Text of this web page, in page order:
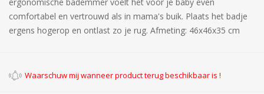
comfortabel en vertrouwd als in mama's buik. Plaats het badje
ergens hogerop en ontlast zo je rug. Afmeting: 46x46x35 cm